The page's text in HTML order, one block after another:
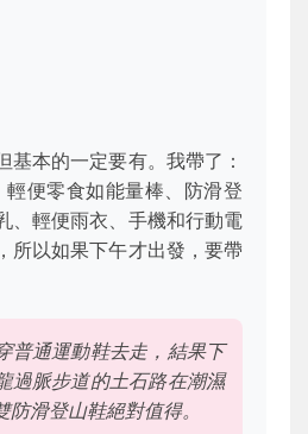
基本的一定要有。我帶了：
便零食如能量棒、防滑登
、輕便雨衣、手機和行動電
所以如果下午才出發，要帶
普通運動鞋去走，結果下
過脈步道的土石路在潮濕
滑登山鞋絕對值得。